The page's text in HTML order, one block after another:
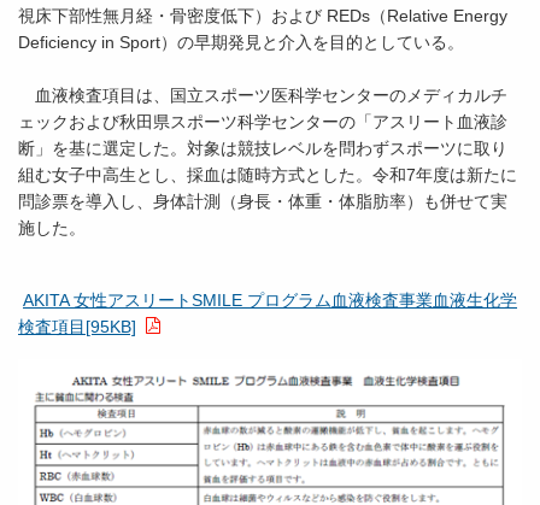
視床下部性無月経・骨密度低下）および REDs（Relative Energy
Deficiency in Sport）の早期発見と介入を目的としている。
血液検査項目は、国立スポーツ医科学センターのメディカルチ
ェックおよび秋田県スポーツ科学センターの「アスリート血液診
断」を基に選定した。対象は競技レベルを問わずスポーツに取り
組む女子中高生とし、採血は随時方式とした。令和7年度は新たに
問診票を導入し、身体計測（身長・体重・体脂肪率）も併せて実
施した。
AKITA 女性アスリートSMILE プログラム血液検査事業血液生化学
検査項目[95KB]